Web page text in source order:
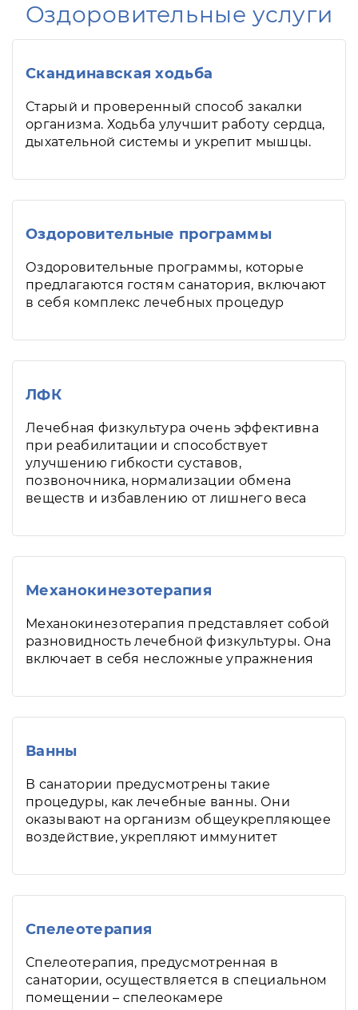
Оздоровительные услуги
Скандинавская ходьба
Старый и проверенный способ закалки
организма. Ходьба улучшит работу сердца,
дыхательной системы и укрепит мышцы.
Оздоровительные программы
Оздоровительные программы, которые
предлагаются гостям санатория, включают
в себя комплекс лечебных процедур
ЛФК
Лечебная физкультура очень эффективна
при реабилитации и способствует
улучшению гибкости суставов,
позвоночника, нормализации обмена
веществ и избавлению от лишнего веса
Механокинезотерапия
Механокинезотерапия представляет собой
разновидность лечебной физкультуры. Она
включает в себя несложные упражнения
Ванны
В санатории предусмотрены такие
процедуры, как лечебные ванны. Они
оказывают на организм общеукрепляющее
воздействие, укрепляют иммунитет
Спелеотерапия
Спелеотерапия, предусмотренная в
санатории, осуществляется в специальном
помещении – спелеокамере